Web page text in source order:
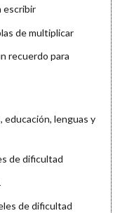
escribir
de multiplicar
recuerdo para
lenguas y
de dificultad
de dificultad